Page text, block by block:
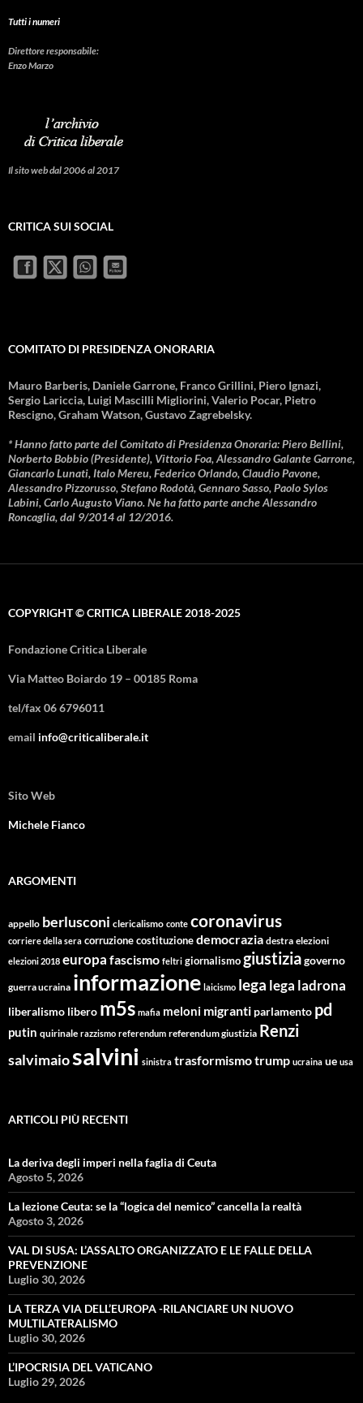
Tutti i numeri
Direttore responsabile:
Enzo Marzo
Il sito web dal 2006 al 2017
CRITICA SUI SOCIAL
COMITATO DI PRESIDENZA ONORARIA
Mauro Barberis, Daniele Garrone, Franco Grillini, Piero Ignazi,
Sergio Lariccia, Luigi Mascilli Migliorini, Valerio Pocar, Pietro
Rescigno, Graham Watson, Gustavo Zagrebelsky.
* Hanno fatto parte del Comitato di Presidenza Onoraria: Piero Bellini,
Norberto Bobbio (Presidente), Vittorio Foa, Alessandro Galante Garrone,
Giancarlo Lunati, Italo Mereu, Federico Orlando, Claudio Pavone,
Alessandro Pizzorusso, Stefano Rodotà, Gennaro Sasso, Paolo Sylos
Labini, Carlo Augusto Viano. Ne ha fatto parte anche Alessandro
Roncaglia, dal 9/2014 al 12/2016.
COPYRIGHT © CRITICA LIBERALE 2018-2025
Fondazione Critica Liberale
Via Matteo Boiardo 19 – 00185 Roma
tel/fax 06 6796011
email info@criticaliberale.it
Sito Web
Michele Fianco
ARGOMENTI
appello berlusconi clericalismo conte coronavirus
corriere della sera corruzionecostituzionedemocrazia destra elezioni
elezioni 2018 europa fascismo feltri giornalismogiustiziagoverno
guerra ucraina informazione laicismo lega lega ladrona
liberalismo libero m5s mafia meloni migranti parlamento pd
putin quirinale razzismo referendum referendum giustizia Renzi
salvimaiosalvini sinistra trasformismotrump ucraina ue usa
ARTICOLI PIÙ RECENTI
La deriva degli imperi nella faglia di Ceuta
Agosto 5, 2026
La lezione Ceuta: se la “logica del nemico” cancella la realtà
Agosto 3, 2026
VAL DI SUSA: L’ASSALTO ORGANIZZATO E LE FALLE DELLA
PREVENZIONE
Luglio 30, 2026
LA TERZA VIA DELL’EUROPA -RILANCIARE UN NUOVO
MULTILATERALISMO
Luglio 30, 2026
L’IPOCRISIA DEL VATICANO
Luglio 29, 2026